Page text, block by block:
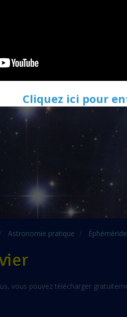
Astronomie pratique
vous pouvez télécharger
Cliquez ici pour